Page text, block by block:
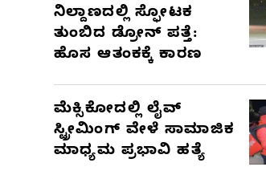
ನಿಲ್ದಾಣದಲ್ಲಿ ಸ್ಫೋಟಕ
ತುಂಬಿದ ಡ್ರೋನ್ ಪತ್ತೆ:
ಹೊಸ ಆತಂಕಕ್ಕೆ ಕಾರಣ
ಮೆಕ್ಸಿಕೋದಲ್ಲಿ ಲೈವ್
ಸ್ಟ್ರೀಮಿಂಗ್ ವೇಳೆ ಸಾಮಾಜಿಕ
ಮಾಧ್ಯಮ ಪ್ರಭಾವಿ ಹತ್ಯೆ